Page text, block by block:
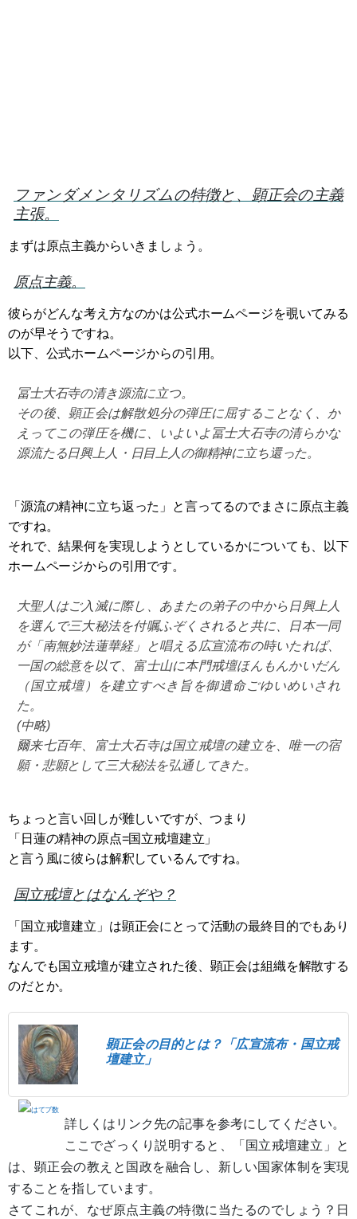
ファンダメンタリズムの特徴と、顕正会の主義
主張。
まずは原点主義からいきましょう。
原点主義。
彼らがどんな考え方なのかは公式ホームページを覗いてみる
のが早そうですね。
以下、公式ホームページからの引用。
冨士大石寺の清き源流に立つ。
その後、顕正会は解散処分の弾圧に屈することなく、か
えってこの弾圧を機に、いよいよ冨士大石寺の清らかな
源流たる日興上人・日目上人の御精神に立ち還った。
「源流の精神に立ち返った」と言ってるのでまさに原点主義
ですね。
それで、結果何を実現しようとしているかについても、以下
ホームページからの引用です。
大聖人はご入滅に際し、あまたの弟子の中から日興上人
を選んで三大秘法を付嘱ふぞくされると共に、日本一同
が「南無妙法蓮華経」と唱える広宣流布の時いたれば、
一国の総意を以て、富士山に本門戒壇ほんもんかいだん
（国立戒壇）を建立すべき旨を御遺命ごゆいめいされ
た。
(中略)
爾来七百年、富士大石寺は国立戒壇の建立を、唯一の宿
願・悲願として三大秘法を弘通してきた。
ちょっと言い回しが難しいですが、つまり
「日蓮の精神の原点=国立戒壇建立」
と言う風に彼らは解釈しているんですね。
国立戒壇とはなんぞや？
「国立戒壇建立」は顕正会にとって活動の最終目的でもあり
ます。
なんでも国立戒壇が建立された後、顕正会は組織を解散する
のだとか。
顕正会の目的とは？「広宣流布・国立戒
壇建立」
詳しくはリンク先の記事を参考にしてください。
ここでざっくり説明すると、「国立戒壇建立」と
は、顕正会の教えと国政を融合し、新しい国家体制を実現
することを指しています。
さてこれが、なぜ原点主義の特徴に当たるのでしょう？日